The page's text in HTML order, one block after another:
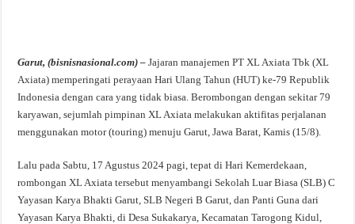
Garut, (bisnisnasional.com) – Jajaran manajemen PT XL Axiata Tbk (XL
Axiata) memperingati perayaan Hari Ulang Tahun (HUT) ke-79 Republik
Indonesia dengan cara yang tidak biasa. Berombongan dengan sekitar 79
karyawan, sejumlah pimpinan XL Axiata melakukan aktifitas perjalanan
menggunakan motor (touring) menuju Garut, Jawa Barat, Kamis (15/8).
Lalu pada Sabtu, 17 Agustus 2024 pagi, tepat di Hari Kemerdekaan,
rombongan XL Axiata tersebut menyambangi Sekolah Luar Biasa (SLB) C
Yayasan Karya Bhakti Garut, SLB Negeri B Garut, dan Panti Guna dari
Yayasan Karya Bhakti, di Desa Sukakarya, Kecamatan Tarogong Kidul,